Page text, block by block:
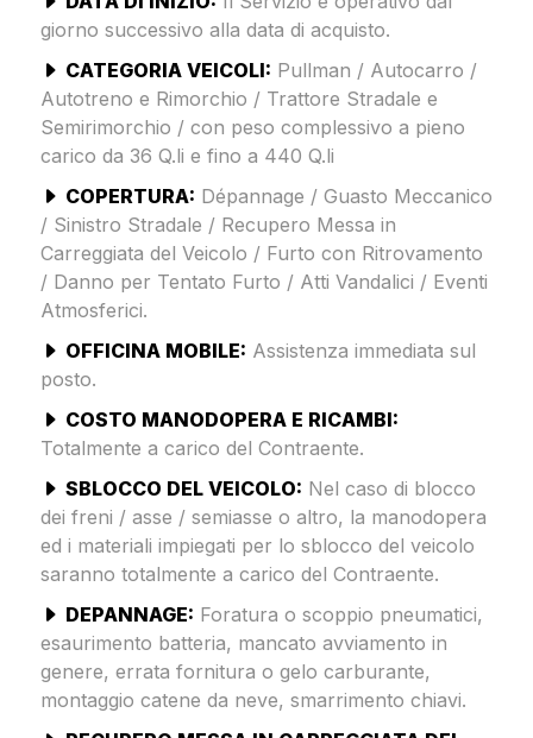
giorno successivo alla data di acquisto.
CATEGORIA VEICOLI: Pullman / Autocarro /
Autotreno e Rimorchio / Trattore Stradale e
Semirimorchio / con peso complessivo a pieno
carico da 36 Q.li e fino a 440 Q.li
COPERTURA: Dépannage / Guasto Meccanico
/ Sinistro Stradale / Recupero Messa in
Carreggiata del Veicolo / Furto con Ritrovamento
/ Danno per Tentato Furto / Atti Vandalici / Eventi
Atmosferici.
OFFICINA MOBILE: Assistenza immediata sul
posto.
COSTO MANODOPERA E RICAMBI:
Totalmente a carico del Contraente.
SBLOCCO DEL VEICOLO: Nel caso di blocco
dei freni / asse / semiasse o altro, la manodopera
ed i materiali impiegati per lo sblocco del veicolo
saranno totalmente a carico del Contraente.
DEPANNAGE: Foratura o scoppio pneumatici,
esaurimento batteria, mancato avviamento in
genere, errata fornitura o gelo carburante,
montaggio catene da neve, smarrimento chiavi.